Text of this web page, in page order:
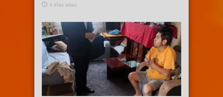
4 días atras